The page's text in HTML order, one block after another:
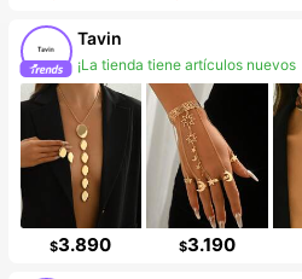
Tavin
¡La tienda tiene artículos nuevos
$3.890 $3.190